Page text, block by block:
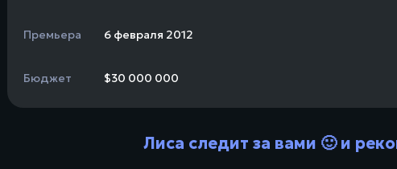
Премьера 6 февраля 2012
Бюджет $30 000 000
Лиса следит за вами 🙂 и